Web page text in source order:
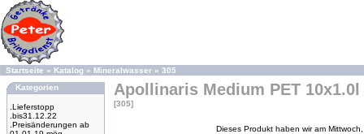
Startseite » Katalog » Mineralwasser » 305
Kategorien
.Lieferstopp
.bis31.12.22
.Preisänderungen ab
Apollinaris Medium PET
[305]
Dieses Produkt haben wir am